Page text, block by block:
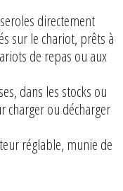
directement
sur le chariot, prêts à
de repas ou aux
dans les stocks ou
charger ou décharger
réglable, munie de